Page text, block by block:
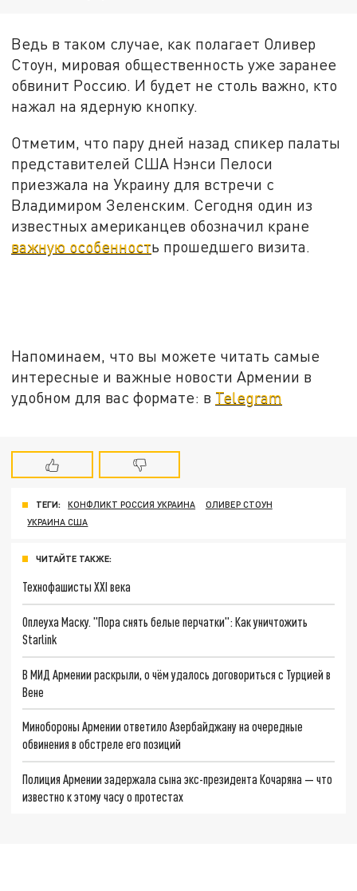
Ведь в таком случае, как полагает Оливер
Стоун, мировая общественность уже заранее
обвинит Россию. И будет не столь важно, кто
нажал на ядерную кнопку.
Отметим, что пару дней назад спикер палаты
представителей США Нэнси Пелоси
приезжала на Украину для встречи с
Владимиром Зеленским. Сегодня один из
известных американцев обозначил кране
важную особенность прошедшего визита.
Напоминаем, что вы можете читать самые
интересные и важные новости Армении в
удобном для вас формате: в Telegram
ТЕГИ: КОНФЛИКТ РОССИЯ УКРАИНА
ОЛИВЕР СТОУН
УКРАИНА США
ЧИТАЙТЕ ТАКЖЕ:
Технофашисты XXI века
Оплеуха Маску. "Пора снять белые перчатки": Как уничтожить
Starlink
В МИД Армении раскрыли, о чём удалось договориться с Турцией в
Вене
Минобороны Армении ответило Азербайджану на очередные
обвинения в обстреле его позиций
Полиция Армении задержала сына экс-президента Кочаряна — что
известно к этому часу о протестах